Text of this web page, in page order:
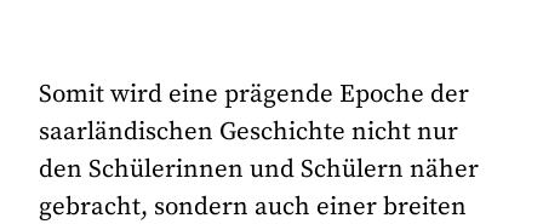
Somit wird eine prägende Epoche der
saarländischen Geschichte nicht nur
den Schülerinnen und Schülern näher
gebracht, sondern auch einer breiten